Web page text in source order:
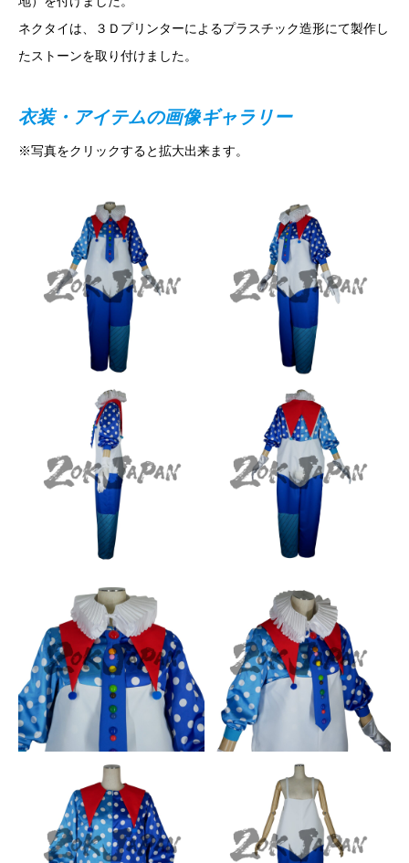
ネクタイは、３Ｄプリンターによるプラスチック造形にて製作し
たストーンを取り付けました。
衣装・アイテムの画像ギャラリー
※写真をクリックすると拡大出来ます。